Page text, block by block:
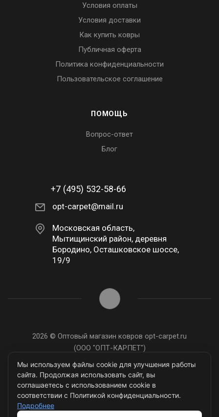
Условия оплаты
Условия доставки
Как купить ковры
Публичная оферта
Политика конфиденциальности
Пользовательское соглашение
ПОМОЩЬ
Вопрос-ответ
Блог
+7 (495) 532-58-66
opt-carpet@mail.ru
Московская область,
Мытищинский район, деревня
Бородино, Осташковское шоссе,
19/9
2026 © Оптовый магазин ковров opt-carpet.ru
(ООО "ОПТ-КАРПЕТ")
ИНН: 7743907105
Мы используем файлы cookie для улучшения работы
сайта. Продолжая использовать сайт, вы
соглашаетесь с использованием cookie в
соответствии с Политикой конфиденциальности.
Подробнее